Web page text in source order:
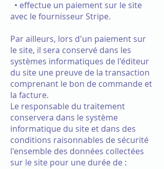
• effectue un paiement sur le site
avec le fournisseur Stripe.
Par ailleurs, lors d'un paiement sur
le site, il sera conservé dans les
systèmes informatiques de l'éditeur
du site une preuve de la transaction
comprenant le bon de commande et
la facture.
Le responsable du traitement
conservera dans le système
informatique du site et dans des
conditions raisonnables de sécurité
l'ensemble des données collectées
sur le site pour une durée de :